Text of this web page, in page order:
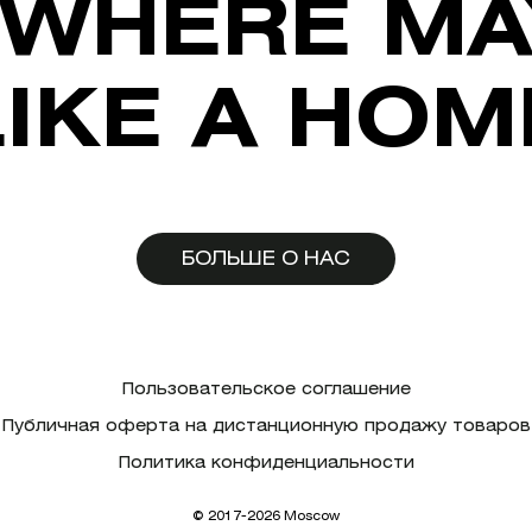
A
БОЛЬШЕ О НАС
Пользовательское соглашение
Публичная оферта на дистанционную продажу товаров
Политика конфиденциальности
© 2017-2026 Moscow